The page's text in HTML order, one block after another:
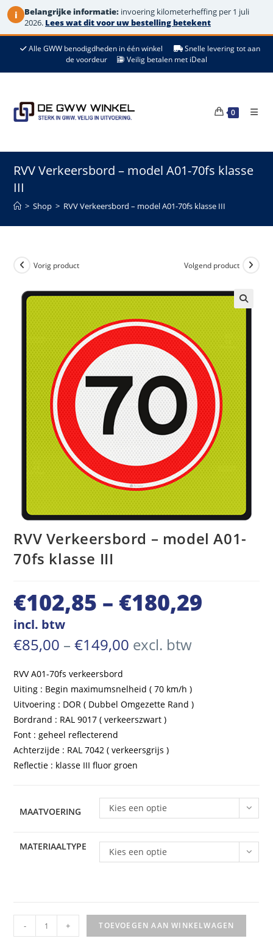
i Belangrijke informatie: invoering kilometerheffing per 1 juli
2026. Lees wat dit voor uw bestelling betekent
de
Alle GWW benodigdheden in één winkel
Snelle levering tot aan
de voordeur
Veilig betalen met iDeal
0
RVV Verkeersbord – model A01-70fs klasse
III
> Shop > RVV Verkeersbord – model A01-70fs klasse III
Vorig product Volgend product
RVV Verkeersbord – model A01-
70fs klasse III
€102,85 – €180,29
incl. btw
€85,00 – €149,00 Prijsklasse:
€85,00
excl. btw
RVV A01-70fs verkeersbord
Uiting : Begin maximumsnelheid ( 70 km/h )
Uitvoering : DOR ( Dubbel Omgezette Rand )
Bordrand : RAL 9017 ( verkeerszwart )
Font : geheel reflecterend
Achterzijde : RAL 7042 ( verkeersgrijs )
Reflectie : klasse III fluor groen
MAATVOERING Kies een optie
MATERIAALTYPE Kies een optie
Verkeersbord
- + TOEVOEGEN AAN WINKELWAGEN